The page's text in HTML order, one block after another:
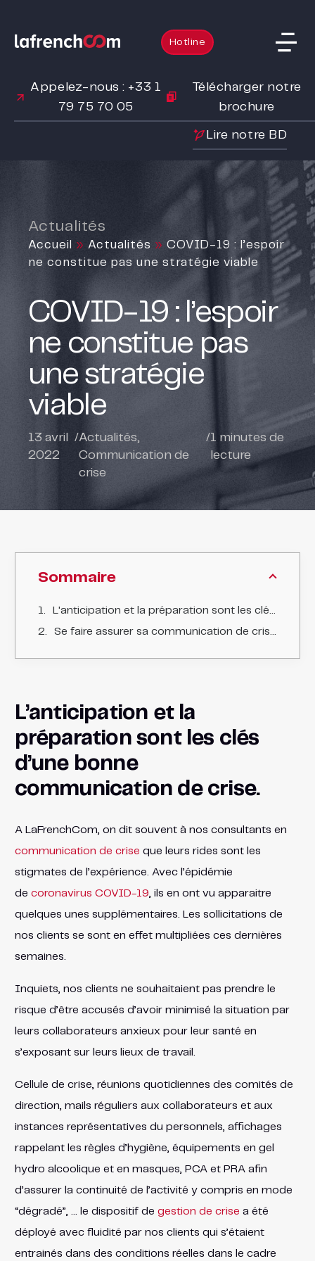
Hotline
Appelez-nous : +33 1
79 75 70 05
Télécharger notre
brochure
Lire notre BD
Actualités
Accueil » Actualités » COVID-19 : l’espoir
ne constitue pas une stratégie viable
COVID-19 : l’espoir
ne constitue pas
une stratégie
viable
13 avril
2022
/Actualités,
Communication de
crise
/1 minutes de
lecture
Sommaire
L'anticipation et la préparation sont les clés d'une bonne communication de crise.
Se faire assurer sa communication de crise : comment fonctionne l'assurance Communication de crise ?
L’anticipation et la
préparation sont les clés
d’une bonne
communication de crise.
A LaFrenchCom, on dit souvent à nos consultants en
communication de crise que leurs rides sont les
stigmates de l’expérience. Avec l’épidémie
de coronavirus COVID-19 , ils en ont vu apparaitre
quelques unes supplémentaires. Les sollicitations de
nos clients se sont en effet multipliées ces dernières
semaines.
Inquiets, nos clients ne souhaitaient pas prendre le
risque d’être accusés d’avoir minimisé la situation par
leurs collaborateurs anxieux pour leur santé en
s’exposant sur leurs lieux de travail.
Cellule de crise, réunions quotidiennes des comités de
direction, mails réguliers aux collaborateurs et aux
instances représentatives du personnels, affichages
rappelant les règles d’hygiène, équipements en gel
hydro alcoolique et en masques, PCA et PRA afin
d’assurer la continuité de l’activité y compris en mode
“dégradé”, … le dispositif de gestion de crise a été
déployé avec fluidité par nos clients qui s’étaient
entrainés dans des conditions réelles dans le cadre